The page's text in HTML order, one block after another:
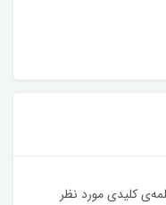
کلیدی مورد نظر